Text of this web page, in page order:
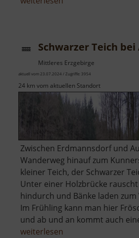
Schwarzer Teich bei
Mittleres Erzgebirge
aktuell vom 23.07.2024 / Zugriffe: 3954
24 km vom aktuellen Standort
Zwischen Erdmannsdorf und
Wanderweg hinauf zum
kleiner Teich, der Schwarzer
Unter einer Holzbrücke rauscht
hindurch und Bänke laden zum
Im Frühling kann man hier
und ab und an kommt auch
weiterlesen